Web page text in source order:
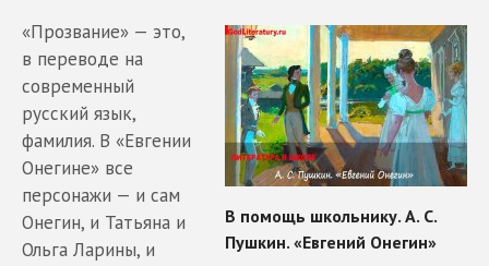
«Прозвание» — это,
в переводе на
современный
русский язык,
фамилия. В «Евгении
Онегине» все
персонажи — и сам
Онегин, и Татьяна и
Ольга Ларины, и